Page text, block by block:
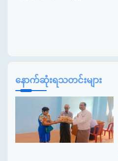
နောက်ဆုံးရသတင်းများ